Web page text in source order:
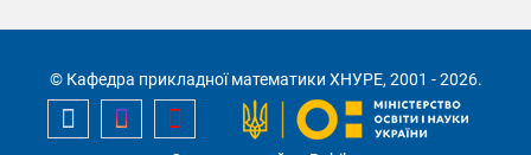
© Кафедра прикладної математики ХНУРЕ, 2001 - 2026.